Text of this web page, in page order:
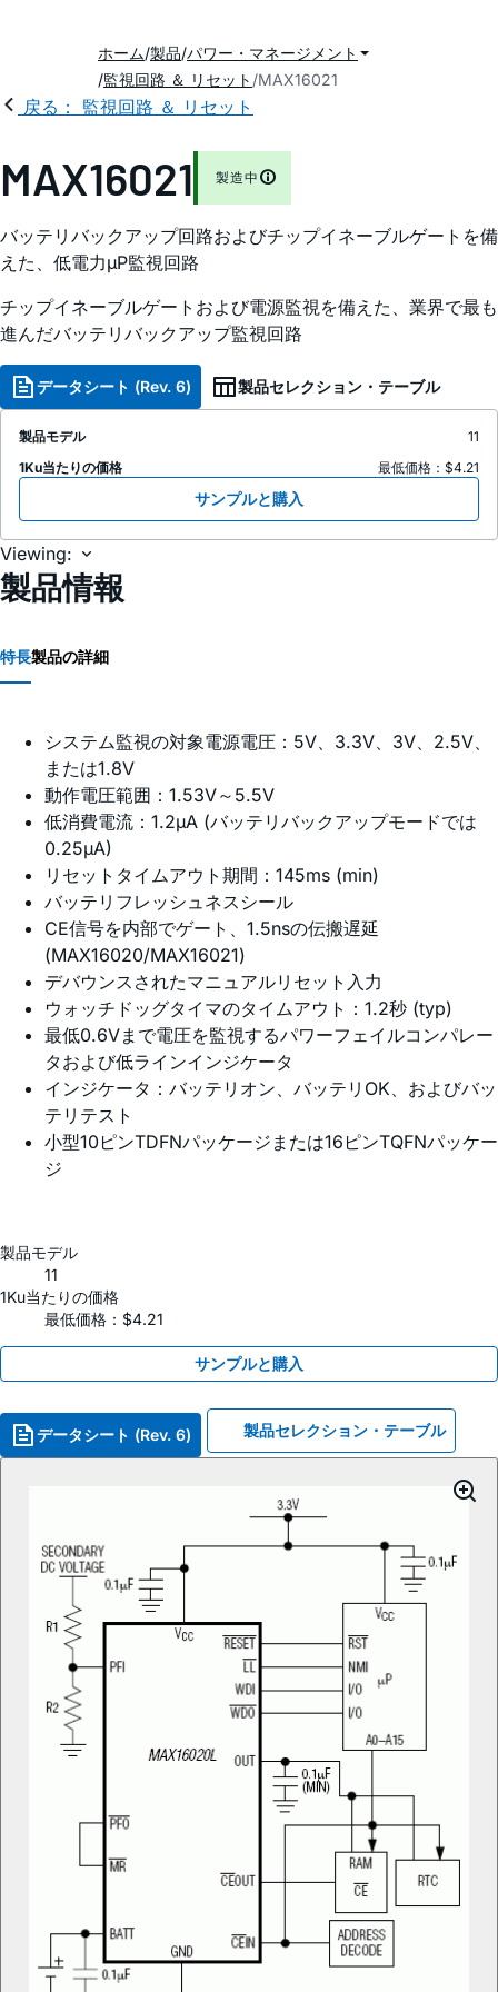
ホーム 製品 パワー・マネージメント
監視回路 ＆ リセット MAX16021
戻る： 監視回路 ＆ リセット
MAX16021 製造中
バッテリバックアップ回路およびチップイネーブルゲートを備
えた、低電力µP監視回路
チップイネーブルゲートおよび電源監視を備えた、業界で最も
進んだバッテリバックアップ監視回路
データシート (Rev. 6) 製品セレクション・テーブル
製品モデル
11
1Ku当たりの価格
最低価格：$4.21
サンプルと購入
Viewing:
製品情報
特長製品の詳細
システム監視の対象電源電圧：5V、3.3V、3V、2.5V、
または1.8V
動作電圧範囲：1.53V～5.5V
低消費電流：1.2µA (バッテリバックアップモードでは
0.25µA)
リセットタイムアウト期間：145ms (min)
バッテリフレッシュネスシール
CE信号を内部でゲート、1.5nsの伝搬遅延
(MAX16020/MAX16021)
デバウンスされたマニュアルリセット入力
ウォッチドッグタイマのタイムアウト：1.2秒 (typ)
最低0.6Vまで電圧を監視するパワーフェイルコンパレー
タおよび低ラインインジケータ
インジケータ：バッテリオン、バッテリOK、およびバッ
テリテスト
小型10ピンTDFNパッケージまたは16ピンTQFNパッケー
ジ
製品モデル
11
1Ku当たりの価格
最低価格：$4.21
サンプルと購入
データシート (Rev. 6) 製品セレクション・テーブル